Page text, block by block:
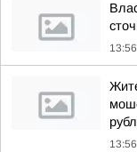
13:56
13:56